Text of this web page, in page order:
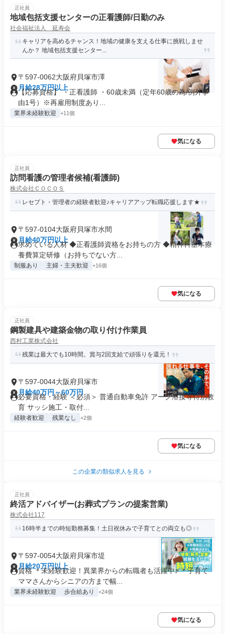
正社員
地域包括支援センターの正看護師/日勤のみ
社会福祉法人 延寿会
キャリアを高めるチャンス！地域の健康を支える仕事に挑戦しませ
んか？ 地域包括支援センター...
〒597-0062大阪府貝塚市澤
月給28万円以上
【応募資格】 ・正看護師 ・60歳未満（定年60歳の為/例外事
由1号）※再雇用制度あり...
業界未経験歓迎 +11個
気になる
正社員
訪問看護の管理者候補(看護師)
株式会社ＣＯＣＯＳ
レセプト・管理者の経験者歓迎♪キャリアアップ転職応援します★
〒597-0104大阪府貝塚市水間
月給40万円以上
求めている人材 ◆正看護師資格をお持ちの方 ◆精神科基本療
養費算定研修（お持ちでない方...
制服あり 主婦・主夫歓迎 +16個
気になる
正社員
鋼製建具や建築金物の取り付け作業員
西村工業株式会社
残業は最大でも10時間。賞与2回支給で頑張りを還元！
〒597-0044大阪府貝塚市
月給40万円～60万円
必要資格・経験 ＜必須＞ 普通自動車免許 アーク溶接等特別教
育 サッシ施工・取付...
経験者歓迎 残業なし +2個
気になる
この企業の類似求人を見る
正社員
終活アドバイザー(お葬式プランの提案営業)
株式会社117
16時半までの時短勤務募集！土日祝休みで子育てとの両立も◎
〒597-0054大阪府貝塚市堤
月給20万円以上
資格 ＊未経験歓迎！異業界からの転職者も活躍中♪ ＊子育て
ママさんからシニアの方まで幅...
業界未経験歓迎 歩合給あり +24個
気になる